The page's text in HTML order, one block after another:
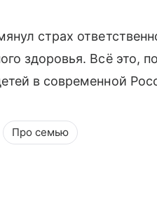
страх
здоровья. Всё это,
в современной
Про семью